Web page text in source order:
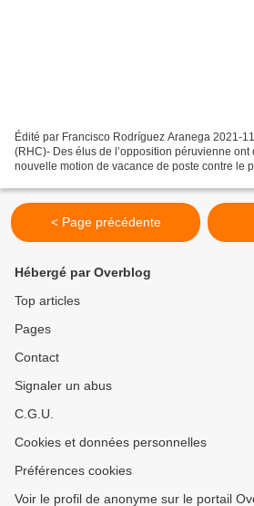
Édité par Francisco Rodríguez Aranega 2021-
(RHC)- Des élus de l’opposition péruvienne
nouvelle motion de vacance de poste contre le
< Page précédente
Hébergé par Overblog
Top articles
Pages
Contact
Signaler un abus
C.G.U.
Cookies et données personnelles
Préférences cookies
Voir le profil de anonyme sur le portail